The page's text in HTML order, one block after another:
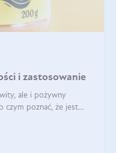
i zastosowanie
ale i pożywny
czym poznać, że jest